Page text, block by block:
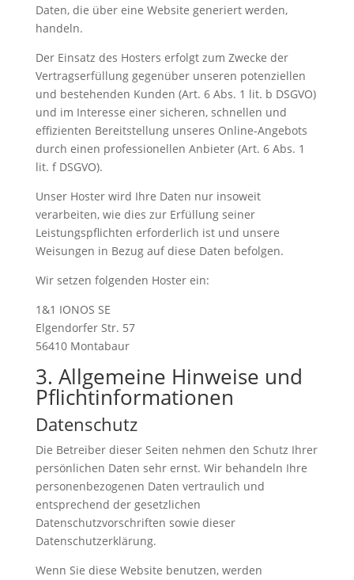
Daten, die über eine Website generiert werden,
handeln.
Der Einsatz des Hosters erfolgt zum Zwecke der
Vertragserfüllung gegenüber unseren potenziellen
und bestehenden Kunden (Art. 6 Abs. 1 lit. b DSGVO)
und im Interesse einer sicheren, schnellen und
effizienten Bereitstellung unseres Online-Angebots
durch einen professionellen Anbieter (Art. 6 Abs. 1
lit. f DSGVO).
Unser Hoster wird Ihre Daten nur insoweit
verarbeiten, wie dies zur Erfüllung seiner
Leistungspflichten erforderlich ist und unsere
Weisungen in Bezug auf diese Daten befolgen.
Wir setzen folgenden Hoster ein:
1&1 IONOS SE
Elgendorfer Str. 57
56410 Montabaur
3. Allgemeine Hinweise und
Pflicht­informationen
Datenschutz
Die Betreiber dieser Seiten nehmen den Schutz Ihrer
persönlichen Daten sehr ernst. Wir behandeln Ihre
personenbezogenen Daten vertraulich und
entsprechend der gesetzlichen
Datenschutzvorschriften sowie dieser
Datenschutzerklärung.
Wenn Sie diese Website benutzen, werden